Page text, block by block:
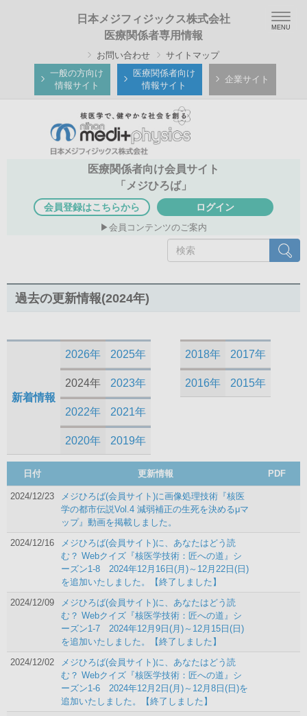
日本メジフィジックス株式会社
医療関係者専用情報
お問い合わせ
サイトマップ
一般の方向け
情報サイト
医療関係者向け
情報サイト
企業サイト
医療関係者向け会員サイト
「メジひろば」
会員登録はこちらから ログイン
会員コンテンツのご案内
索
検索
過去の更新情報(2024年)
新着情報
2026年 2025年
2024年 2023年
2022年 2021年
2020年 2019年
2018年 2017年
2016年 2015年
日付 更新情報 PDF
2024/12/23
メジひろば(会員サイト)に画像処理技術『核医
学の都市伝説Vol.4 減弱補正の生死を決めるμマ
ップ』動画を掲載しました。
2024/12/16
メジひろば(会員サイト)に、あなたはどう読
む？ Webクイズ『核医学技術：匠への道』シ
ーズン1-8 2024年12月16日(月)～12月22日(日)
を追加いたしました。【終了しました】
2024/12/09
メジひろば(会員サイト)に、あなたはどう読
む？ Webクイズ『核医学技術：匠への道』シ
ーズン1-7 2024年12月9日(月)～12月15日(日)
を追加いたしました。【終了しました】
2024/12/02
メジひろば(会員サイト)に、あなたはどう読
む？ Webクイズ『核医学技術：匠への道』シ
ーズン1-6 2024年12月2日(月)～12月8日(日)を
追加いたしました。【終了しました】